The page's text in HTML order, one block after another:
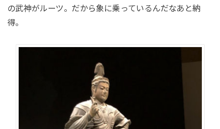
の武神がルーツ。だから象に乗っているんだなあと納
得。